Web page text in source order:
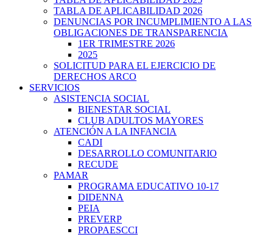
TABLA DE APLICABILIDAD 2026
DENUNCIAS POR INCUMPLIMIENTO A LAS
OBLIGACIONES DE TRANSPARENCIA
1ER TRIMESTRE 2026
2025
SOLICITUD PARA EL EJERCICIO DE
DERECHOS ARCO
SERVICIOS
ASISTENCIA SOCIAL
BIENESTAR SOCIAL
CLUB ADULTOS MAYORES
ATENCIÓN A LA INFANCIA
CADI
DESARROLLO COMUNITARIO
RECUDE
PAMAR
PROGRAMA EDUCATIVO 10-17
DIDENNA
PEIA
PREVERP
PROPAESCCI